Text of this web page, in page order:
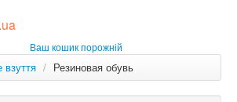
РОС
Ваш кошик порожній
взуття / Резиновая обувь